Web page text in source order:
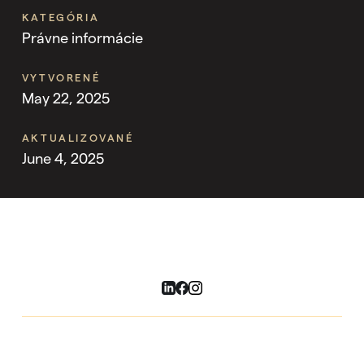
KATEGÓRIA
Právne informácie
VYTVORENÉ
May 22, 2025
AKTUALIZOVANÉ
June 4, 2025